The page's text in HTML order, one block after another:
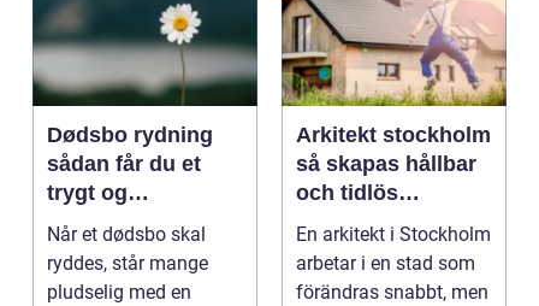
Dødsbo rydning
sådan får du et
trygt og
respektfuldt forløb
Når et dødsbo skal
ryddes, står mange
pludselig med en
Arkitekt stockholm
så skapas hållbar
och tidlös
arkitektur i
huvudstaden
En arkitekt i Stockholm
arbetar i en stad som
förändras snabbt, men